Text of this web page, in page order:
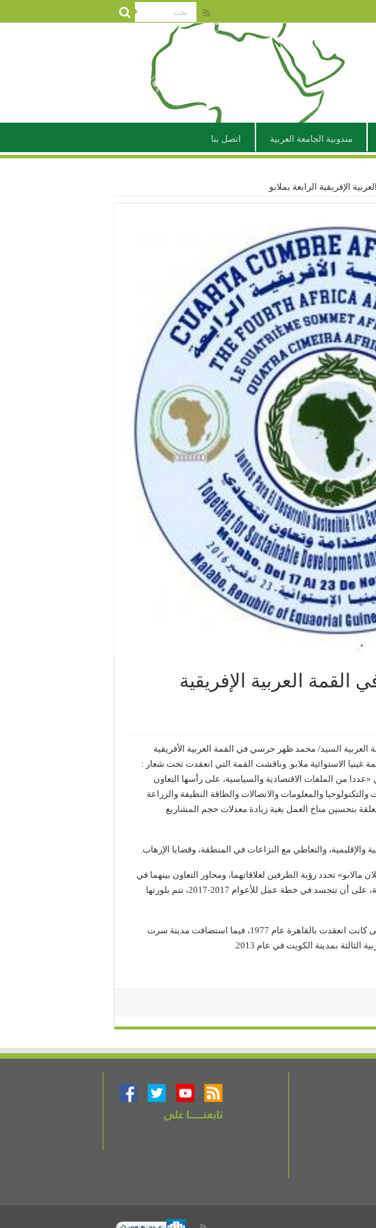
مندوبية الجامعة العربية اتصل بنا
الإفريقية الرابعة بملابو
العربية الإفريقية
السيد/ محمد ظهر حرسي في القمة العربية الأفريقية
غينيا الاستوائية ملابو. وناقشت القمة التي انعقدت تحت شعار :
«عددا من الملفات الاقتصادية والسياسية، على رأسها التعاون
والمعلومات والاتصالات والطاقة النظيفة والزراعة
بتحسين مناخ العمل بغية زيادة معدلات حجم المشاريع
والتعاطي مع النزاعات في المنطقة، وقضايا الإرهاب.
مالابو» تحدد رؤية الطرفين لعلاقاتهما، ومحاور التعاون بينهما في
مختلف المجالات السياسية والاقتصادية والاجتماعية، على أن تتجسد في خطة عمل للأعوام 2017-2017، تتم بلورتها
وتجدر الإشارة إلى أن القمة العربية الأفريقية الأولى كانت انعقدت بالقاهرة عام 1977، فيما استضافت مدينة سرت
الثالثة بمدينة الكويت في عام 2013.